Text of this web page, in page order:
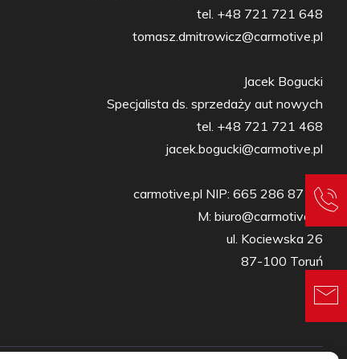
tel. +48 721 721 648
tomasz.dmitrowicz@carmotive.pl
Jacek Bogucki
Specjalista ds. sprzedaży aut nowych
tel. +48 721 721 468
jacek.bogucki@carmotive.pl
carmotive.pl NIP: 665 286 87 27
M: biuro@carmotive.pl
ul. Kociewska 26
87-100 Toruń